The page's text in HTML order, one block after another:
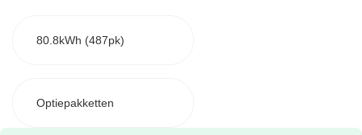
80.8kWh (487pk)
Optiepakketten